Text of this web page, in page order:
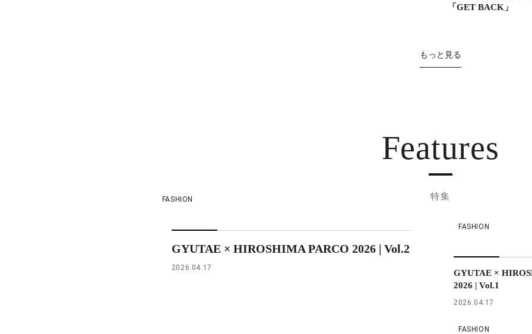
「GET BACK」
もっと見る
Features
特集
FASHION
GYUTAE × HIROSHIMA PARCO 2026 | Vol.2
2026.04.17
FASHION
GYUTAE ×
2026 | Vol.1
2026.04.17
FASHION